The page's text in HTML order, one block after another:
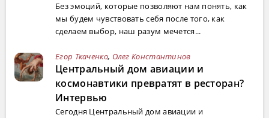
Без эмоций, которые позволяют нам понять, как
мы будем чувствовать себя после того, как
сделаем выбор, наш разум мечется...
Егор Ткаченко, Олег Константинов
Центральный дом авиации и
космонавтики превратят в ресторан?
Интервью
Сегодня Центральный дом авиации и